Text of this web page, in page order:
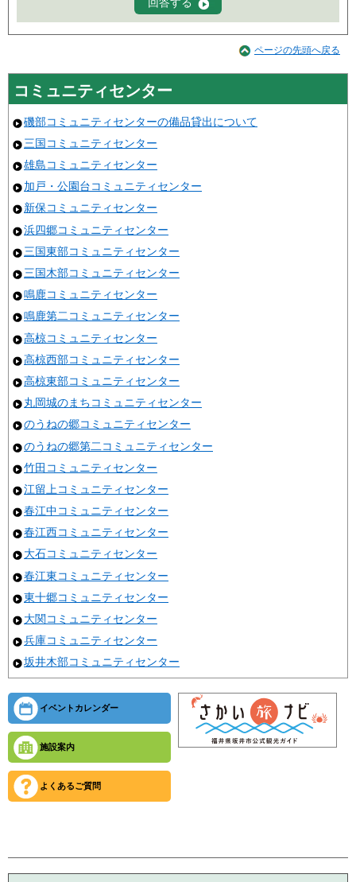
ページの先頭へ戻る
コミュニティセンター
磯部コミュニティセンターの備品貸出について
三国コミュニティセンター
雄島コミュニティセンター
加戸・公園台コミュニティセンター
新保コミュニティセンター
浜四郷コミュニティセンター
三国東部コミュニティセンター
三国木部コミュニティセンター
鳴鹿コミュニティセンター
鳴鹿第二コミュニティセンター
高椋コミュニティセンター
高椋西部コミュニティセンター
高椋東部コミュニティセンター
丸岡城のまちコミュニティセンター
のうねの郷コミュニティセンター
のうねの郷第二コミュニティセンター
竹田コミュニティセンター
江留上コミュニティセンター
春江中コミュニティセンター
春江西コミュニティセンター
大石コミュニティセンター
春江東コミュニティセンター
東十郷コミュニティセンター
大関コミュニティセンター
兵庫コミュニティセンター
坂井木部コミュニティセンター
イベントカレンダー
施設案内
よくあるご質問